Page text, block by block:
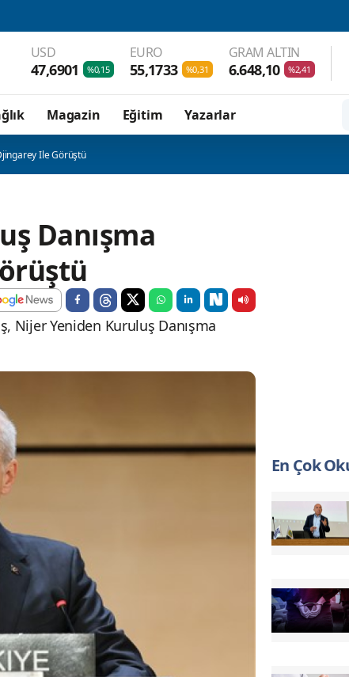
Gazeteci
USD
47,6901 %0,15
EURO
55,1733 %0,31
GRAM ALTIN
6.648,10 %2,41
Magazin Eğitim Yazarlar
Ile Görüştü
Danışma
Nijer Yeniden Kuruluş Danışma
En Çok